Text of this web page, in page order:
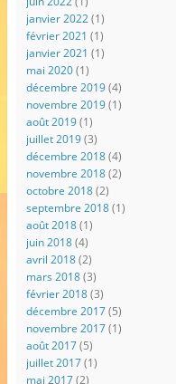
janvier 2022(1)
février 2021 (1)
janvier 2021 (1)
mai 2020(1)
décembre 2019(4)
novembre 2019(1)
août 2019(1)
juillet 2019(3)
décembre 2018(4)
novembre 2018(2)
octobre 2018(2)
septembre 2018(1)
août 2018(1)
juin 2018(4)
avril 2018(2)
mars 2018(3)
février 2018(3)
décembre 2017(5)
novembre 2017(1)
août 2017(5)
juillet 2017(1)
mai 2017(2)